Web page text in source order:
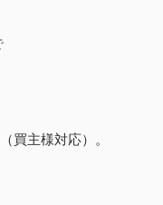
買主様対応）。